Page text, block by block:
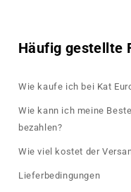
Häufig gestellte
Wie kaufe ich bei Kat
Wie kann ich meine
bezahlen?
Wie viel kostet der
Lieferbedingungen